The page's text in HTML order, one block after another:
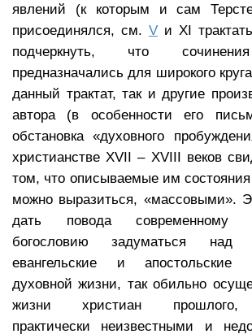
явлений (к которым и сам
присоединялся, см. V и XI
подчеркнуть, что
предназначались для широкого
данный трактат, так и другие
автора (в особенности его
обстановка «духовного
христианстве XVII – XVIII веков
том, что описываемые им
можно выразиться, «массовыми».
дать повода современному
богословию задуматься
евангельские и апостольские
духовной жизни, так обильно
жизни христиан прошлого,
практически неизвестными и